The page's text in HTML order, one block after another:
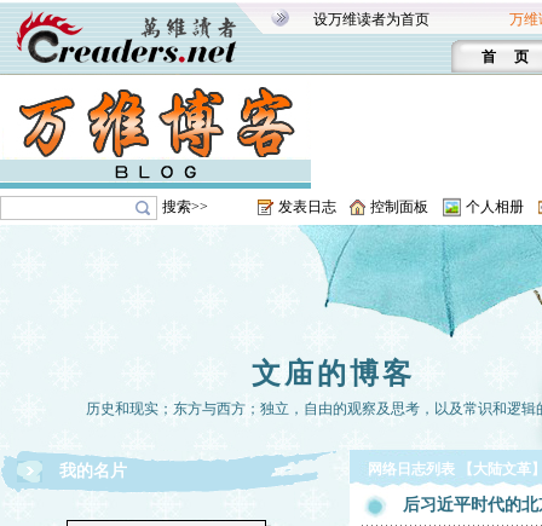
设万维读者为首页 万维
首 页
搜索>> 发表日志 控制面板 个人相册
文庙的博客
历史和现实；东方与西方；独立，自由的观察及思考，以及常识和逻辑
我的名片 网络日志列表 【大陆文革
后习近平时代的北